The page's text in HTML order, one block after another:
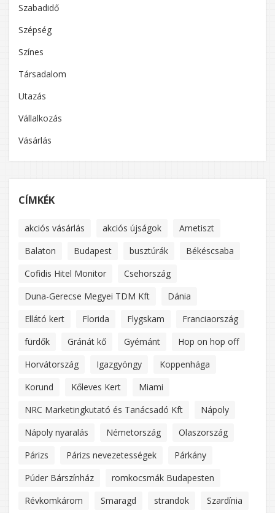
Szabadidő
Szépség
Színes
Társadalom
Utazás
Vállalkozás
Vásárlás
CÍMKÉK
akciós vásárlás akciós újságok
Ametiszt
Balaton
Budapest busztúrák
Békéscsaba
Cofidis Hitel Monitor
Csehország
Duna-Gerecse Megyei TDM Kft
Dánia
Ellátó kert
Florida Flygskam
Franciaország
fürdők
Gránát kő Gyémánt
Hop on hop off
Horvátország
Igazgyöngy
Koppenhága
Korund
Kőleves Kert
Miami
NRC Marketingkutató és Tanácsadó Kft
Nápoly
Nápoly nyaralás
Németország
Olaszország
Párizs
Párizs nevezetességek
Párkány
Púder Bárszínház
romkocsmák Budapesten
Révkomkárom
Smaragd strandok Szardínia